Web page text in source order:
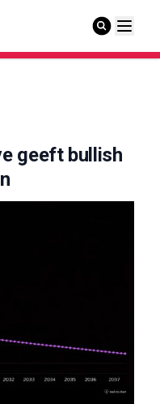
geeft bullish